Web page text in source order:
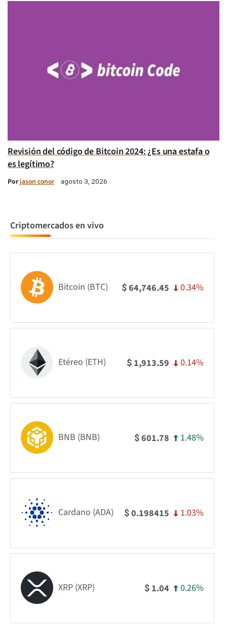
Revisión del código de Bitcoin 2024: ¿Es una estafa o
es legítimo?
Porjason conor agosto 3, 2026
Criptomercados en vivo
Bitcoin (BTC) $64,746.45 0.34%
Etéreo (ETH) $ 1,913.59 0.14%
BNB (BNB) $601.78 1.48%
Cardano (ADA) $0.198415 1.03%
XRP (XRP) $ 1.04 0.26%